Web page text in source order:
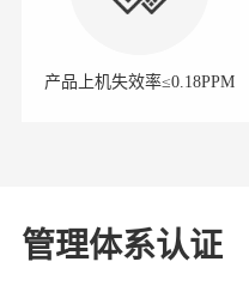
产品上机失效率≤0.18PPM
管理体系认证